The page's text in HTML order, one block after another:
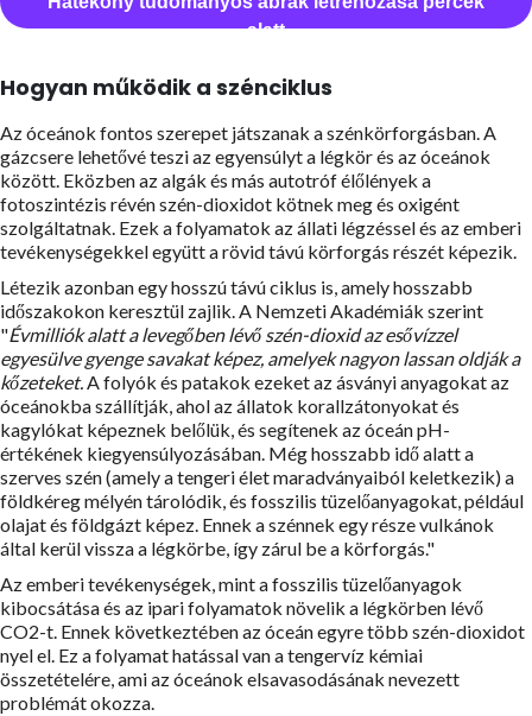
alatt
Hogyan működik a szénciklus
Az óceánok fontos szerepet játszanak a szénkörforgásban. A
gázcsere lehetővé teszi az egyensúlyt a légkör és az óceánok
között. Eközben az algák és más autotróf élőlények a
fotoszintézis révén szén-dioxidot kötnek meg és oxigént
szolgáltatnak. Ezek a folyamatok az állati légzéssel és az emberi
tevékenységekkel együtt a rövid távú körforgás részét képezik.
Létezik azonban egy hosszú távú ciklus is, amely hosszabb
időszakokon keresztül zajlik. A Nemzeti Akadémiák szerint
"Évmilliók alatt a levegőben lévő szén-dioxid az esővízzel
egyesülve gyenge savakat képez, amelyek nagyon lassan oldják a
kőzeteket.A folyók és patakok ezeket az ásványi anyagokat az
óceánokba szállítják, ahol az állatok korallzátonyokat és
kagylókat képeznek belőlük, és segítenek az óceán pH-
értékének kiegyensúlyozásában. Még hosszabb idő alatt a
szerves szén (amely a tengeri élet maradványaiból keletkezik) a
földkéreg mélyén tárolódik, és fosszilis tüzelőanyagokat, például
olajat és földgázt képez. Ennek a szénnek egy része vulkánok
által kerül vissza a légkörbe, így zárul be a körforgás."
Az emberi tevékenységek, mint a fosszilis tüzelőanyagok
kibocsátása és az ipari folyamatok növelik a légkörben lévő
CO2-t. Ennek következtében az óceán egyre több szén-dioxidot
nyel el. Ez a folyamat hatással van a tengervíz kémiai
összetételére, ami az óceánok elsavasodásának nevezett
problémát okozza.